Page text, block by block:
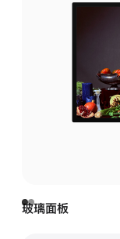
玻璃面板